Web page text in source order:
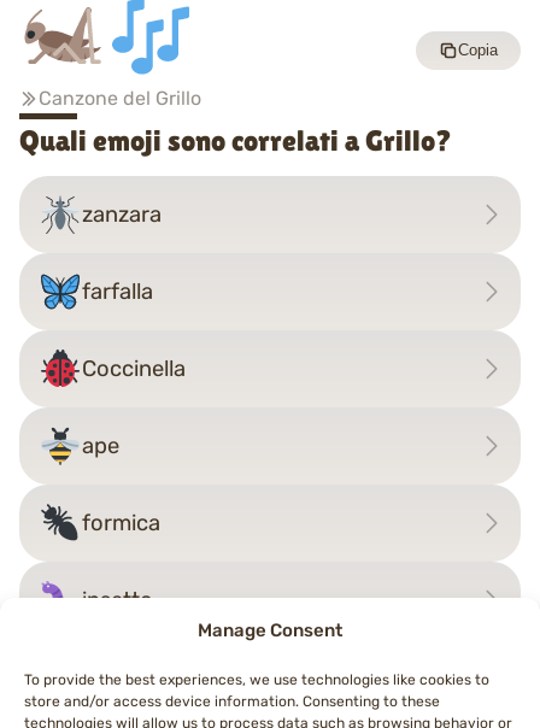
Manage Consent
To provide the best experiences, we use technologies like cookies to
store and/or access device information. Consenting to these
technologies will allow us to process data such as browsing behavior or
Canzone del Grillo
Copia
Quali emoji sono correlati a Grillo?
zanzara
farfalla
Coccinella
ape
formica
insetto